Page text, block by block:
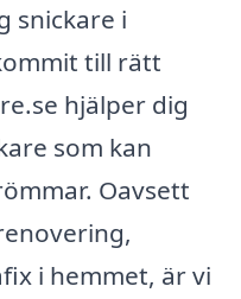
snickare i
till rätt
hjälper dig
som kan
Oavsett
i hemmet, är vi